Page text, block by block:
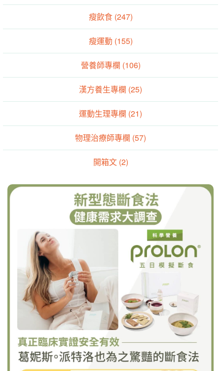
瘦飲食 (247)
瘦運動 (155)
營養師專欄 (106)
漢方養生專欄 (25)
運動生理專欄 (21)
物理治療師專欄 (57)
開箱文 (2)